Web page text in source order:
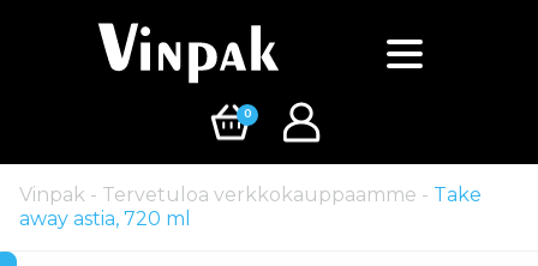
0
Vinpak - Tervetuloa verkkokauppaamme - Take
away astia, 720 ml